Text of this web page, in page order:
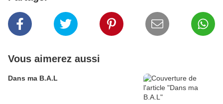
Vous aimerez aussi
Dans ma B.A.L